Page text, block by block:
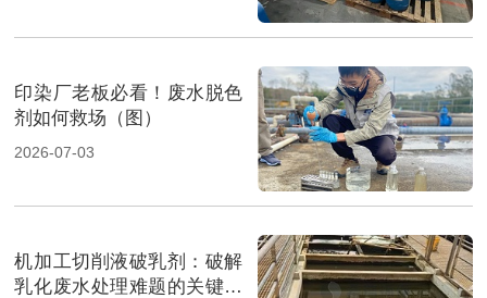
印染厂老板必看！废水脱色
剂如何救场（图）
2026-07-03
机加工切削液破乳剂：破解
乳化废水处理难题的关键一